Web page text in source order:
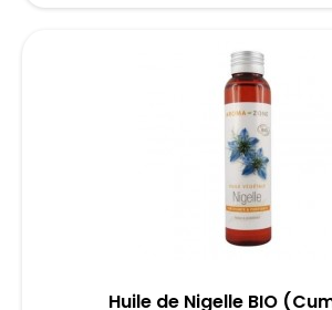
Huile de Nigelle BIO